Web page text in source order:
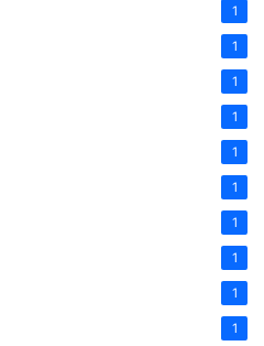
1
1
1
1
1
1
1
1
1
1